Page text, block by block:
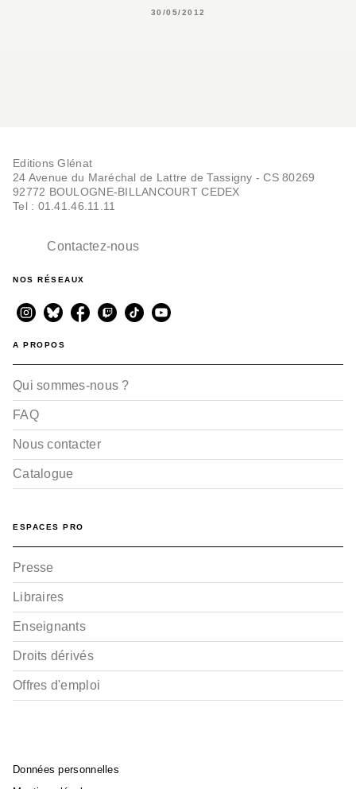
30/05/2012
Editions Glénat
24 Avenue du Maréchal de Lattre de Tassigny - CS 80269
92772 BOULOGNE-BILLANCOURT CEDEX
Tel : 01.41.46.11.11
Contactez-nous
NOS RÉSEAUX
A PROPOS
Qui sommes-nous ?
FAQ
Nous contacter
Catalogue
ESPACES PRO
Presse
Libraires
Enseignants
Droits dérivés
Offres d'emploi
Données personnelles